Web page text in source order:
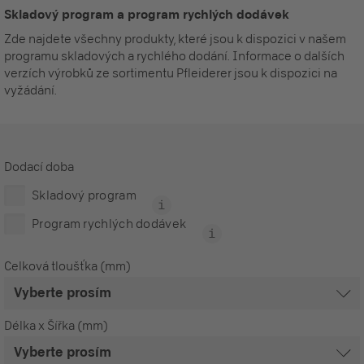
Skladový program a program rychlých dodávek
Zde najdete všechny produkty, které jsou k dispozici v našem
programu skladových a rychlého dodání. Informace o dalších
verzích výrobků ze sortimentu Pfleiderer jsou k dispozici na
vyžádání.
Dodací doba
Skladový program
Program rychlých dodávek
Celková tloušťka (mm)
Délka x Šířka (mm)